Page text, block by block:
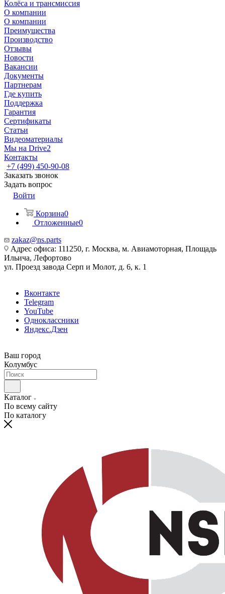
Колёса и трансмиссия
О компании
О компании
Преимущества
Производство
Отзывы
Новости
Вакансии
Документы
Партнерам
Где купить
Поддержка
Гарантия
Сертификаты
Статьи
Видеоматериалы
Мы на Drive2
Контакты
+7 (499) 450-90-08
Заказать звонок
Задать вопрос
Войти
Корзина0
Отложенные0
zakaz@ns.parts
Адрес офиса: 111250, г. Москва, м. Авиамоторная, Площадь
Ильича, Лефортово
ул. Проезд завода Серп и Молот, д. 6, к. 1
Вконтакте
Telegram
YouTube
Одноклассники
Яндекс.Дзен
Ваш город
Колумбус
Каталог
По всему сайту
По каталогу